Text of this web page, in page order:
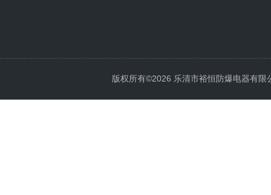
版权所有©2026 乐清市裕恒防爆电器有